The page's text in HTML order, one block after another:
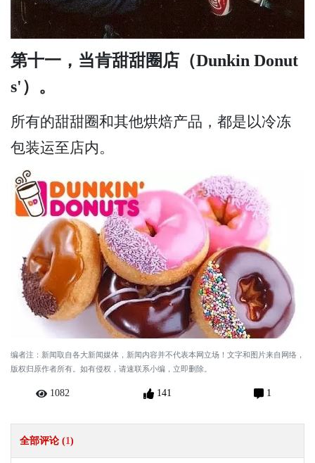
第十一，当肯甜甜圈店（Dunkin Donut
s'）。
所有的甜甜圈和其他烘焙产品，都是以冷冻
包装运至店内。
编者注：新闻取自各大新闻媒体，新闻内容并不代表本网立场！文字和图片来自网络，
版权归原作者所有。如有侵权，请速联系小编，立即删除。
1082 141 1
全部评论 (1)